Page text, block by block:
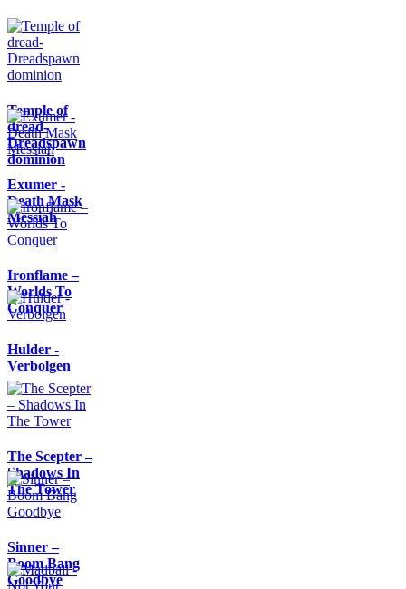
Temple of
dread-
Dreadspawn
dominion
Exumer -
Death Mask
Messiah
Ironflame –
Worlds To
Conquer
Hulder -
Verbolgen
The Scepter –
Shadows In
The Tower
Sinner –
Boom Bang
Goodbye